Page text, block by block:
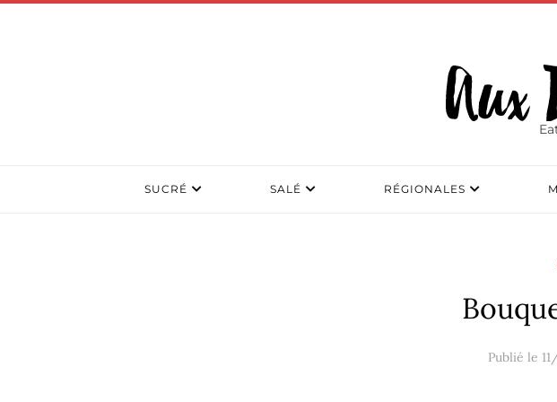
SUCRÉ SALÉ RÉGIONALES
Publié le